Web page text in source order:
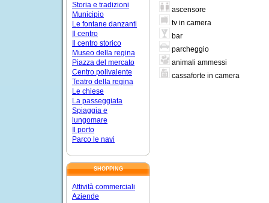
Storia e tradizioni
Municipio
Le fontane danzanti
Il centro
Il centro storico
Museo della regina
Piazza del mercato
Centro polivalente
Teatro della regina
Le chiese
La passeggiata
Spiaggia e
lungomare
Il porto
Parco le navi
SHOPPING
Attività commerciali
Aziende
ascensore
tv in camera
bar
parcheggio
animali ammessi
cassaforte in camera